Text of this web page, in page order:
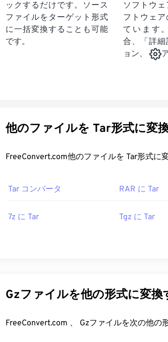
ックするだけです。 ソース
ファイルを ターゲット形式
に一括変換することも可能
です。
ソフトウ
フトウェ
ています
合、「詳
ョン、
他のファイルを Tar形式に変
FreeConvert.com他のファイルを Tar形式に
Tar コンバータ RAR に Tar
7z に Tar Tgz に Tar
Gzファイルを他の形式に変換
FreeConvert.com 、 Gzファイルを